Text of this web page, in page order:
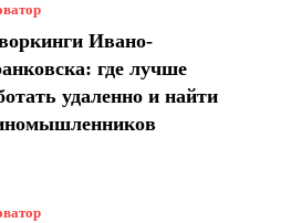
Ивано-
где лучше
удаленно и найти